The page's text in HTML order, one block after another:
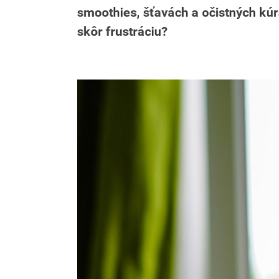
smoothies, šťavách a očistných
skôr frustráciu?